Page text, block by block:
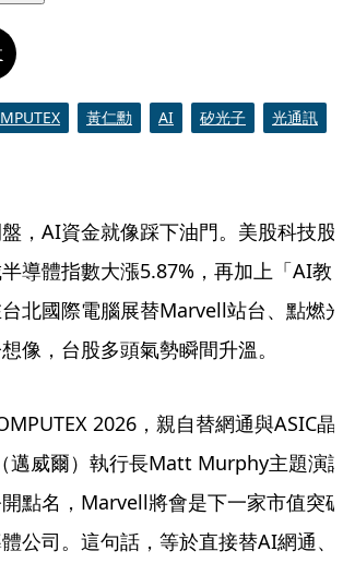
黃仁勳 AI 矽光子 光通訊
，AI資金就像踩下油門。美股科技股
導體指數大漲5.87%，再加上「AI教
北國際電腦展替Marvell站台、點燃
像，台股多頭氣勢瞬間升溫。
2026，親自替網通與ASIC晶
邁威爾）執行長Matt Murphy主題演
點名，Marvell將會是下一家市值突
公司。這句話，等於直接替AI網通、